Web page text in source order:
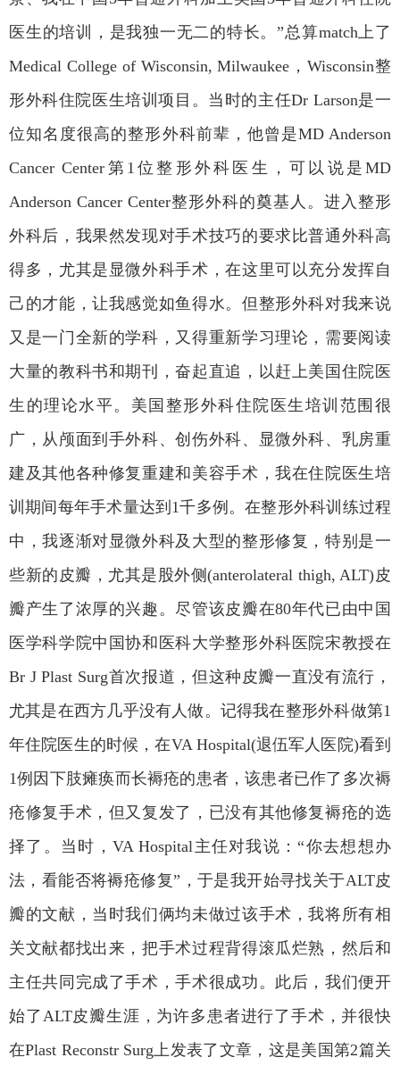
医生的培训，是我独一无二的特长。”总算match 上了
Medical College of Wisconsin, Milwaukee ，Wisconsin整
形外科住院医生培训项目。当时的主任Dr Larson是一
位知名度很高的整形外科前辈，他曾是MD Anderson
Cancer Center 第 1 位整形外科医生，可以说是 MD
Anderson Cancer Center整形外科的奠基人。进入整形
外科后，我果然发现对手术技巧的要求比普通外科高
得多，尤其是显微外科手术，在这里可以充分发挥自
己的才能，让我感觉如鱼得水。但整形外科对我来说
又是一门全新的学科，又得重新学习理论，需要阅读
大量的教科书和期刊，奋起直追，以赶上美国住院医
生的理论水平。美国整形外科住院医生培训范围很
广，从颅面到手外科、创伤外科、显微外科、乳房重
建及其他各种修复重建和美容手术，我在住院医生培
训期间每年手术量达到 1千多例。在整形外科训练过程
中，我逐渐对显微外科及大型的整形修复，特别是一
些新的皮瓣，尤其是股外侧(anterolateral thigh, ALT)皮
瓣产生了浓厚的兴趣。尽管该皮瓣在80年代已由中国
医学科学院中国协和医科大学整形外科医院宋教授在
Br J Plast Surg首次报道，但这种皮瓣一直没有流行，
尤其是在西方几乎没有人做。记得我在整形外科做第1
年住院医生的时候，在VA Hospital(退伍军人医院)看到
1例因下肢瘫痪而长褥疮的患者，该患者已作了多次褥
疮修复手术，但又复发了，已没有其他修复褥疮的选
择了。当时， VA Hospital 主任对我说： “你去想想办
法，看能否将褥疮修复” ，于是我开始寻找关于ALT皮
瓣的文献，当时我们俩均未做过该手术，我将所有相
关文献都找出来，把手术过程背得滚瓜烂熟，然后和
主任共同完成了手术，手术很成功。此后，我们便开
始了 ALT皮瓣生涯，为许多患者进行了手术，并很快
在Plast Reconstr Surg 上发表了文章，这是美国第2篇关